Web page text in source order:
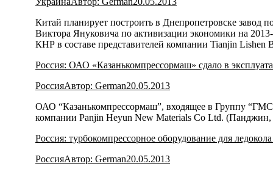
Китай планирует построить в Днепропетровске завод
Виктора Януковича по активизации экономики на
КНР в составе представителей компании Tianjin Lishen
Россия: ОАО «Казанькомпрессормаш» сдало в
РоссияАвтор: German20.05.2013
ОАО “Казанькомпрессормаш”, входящее в Группу
компании Panjin Heyun New Materials Co Ltd.
Россия: турбокомпрессорное оборудование для
РоссияАвтор: German20.05.2013